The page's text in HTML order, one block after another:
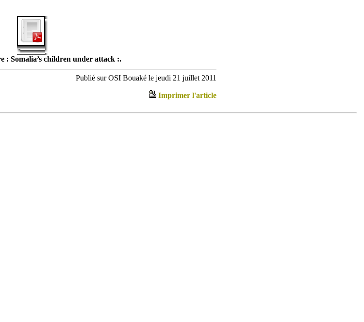
: Somalia’s children under attack :.
Publié sur OSI Bouaké le jeudi 21 juillet 2011
Imprimer l'article